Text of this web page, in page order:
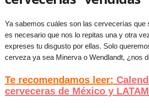
Ya sabemos cuáles son las cervecerías que
es necesario que nos lo repitas una y otra
expreses tu disgusto por ellas. Solo
cerveza ya sea Minerva o Wendlandt, ¿nos
Te recomendamos leer:
cerveceras de México y